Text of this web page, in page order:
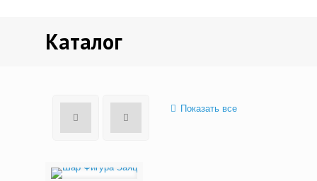
Каталог
Показать все